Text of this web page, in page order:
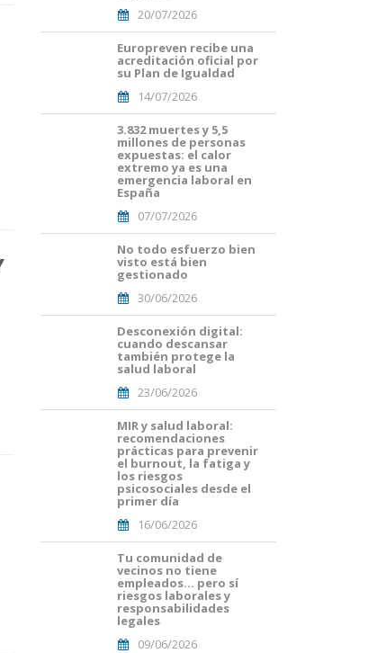
20/07/2026
(50).png
Europreven recibe una
acreditación oficial por
su Plan de Igualdad
14/07/2026
3.832 muertes y 5,5
millones de personas
expuestas: el calor
extremo ya es una
emergencia laboral en
España
07/07/2026
(33).png
No todo esfuerzo bien
visto está bien
gestionado
30/06/2026
Desconexión digital:
cuando descansar
también protege la
salud laboral
23/06/2026
MIR y salud laboral:
recomendaciones
prácticas para prevenir
el burnout, la fatiga y
los riesgos
psicosociales desde el
primer día
16/06/2026
Tu comunidad de
vecinos no tiene
empleados… pero sí
riesgos laborales y
responsabilidades
legales
09/06/2026